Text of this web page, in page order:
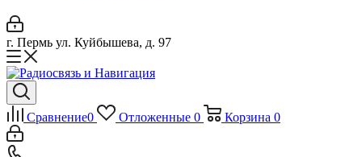
г. Пермь ул. Куйбышева, д. 97
Сравнение0 Отложенные 0 Корзина 0